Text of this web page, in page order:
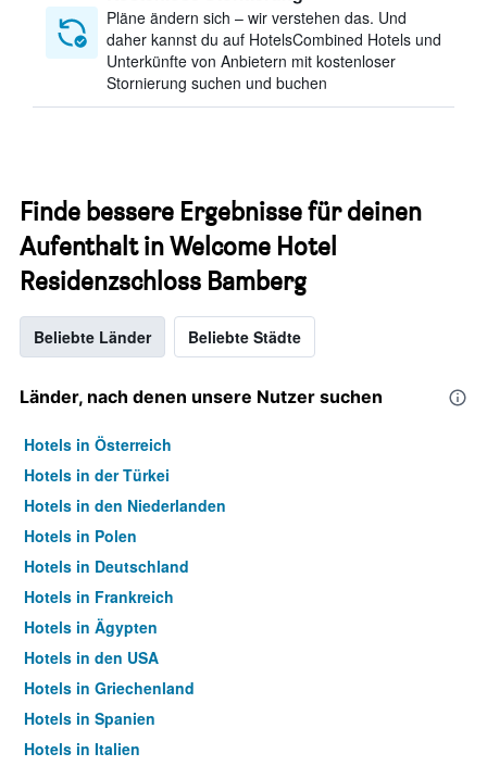
Pläne ändern sich – wir verstehen das. Und
daher kannst du auf HotelsCombined Hotels und
Unterkünfte von Anbietern mit kostenloser
Stornierung suchen und buchen
Finde bessere Ergebnisse für deinen
Aufenthalt in Welcome Hotel
Residenzschloss Bamberg
Beliebte Länder Beliebte Städte
Länder, nach denen unsere Nutzer suchen
Hotels in Österreich
Hotels in der Türkei
Hotels in den Niederlanden
Hotels in Polen
Hotels in Deutschland
Hotels in Frankreich
Hotels in Ägypten
Hotels in den USA
Hotels in Griechenland
Hotels in Spanien
Hotels in Italien